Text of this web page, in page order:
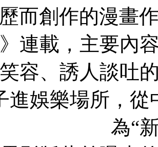
而創作的漫畫
連載，主要內
容、誘人談吐
進娛樂場所，
為“